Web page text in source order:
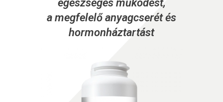
egészséges működést,
a megfelelő anyagcserét és
hormonháztartást